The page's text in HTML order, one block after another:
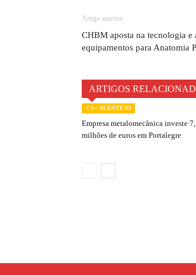
Artigo anterior
CHBM aposta na tecnologia e
equipamentos para Anatomia
ARTIGOS
// S+ ALENTEJO
Empresa metalomecânica investe
milhões de euros em Portalegre